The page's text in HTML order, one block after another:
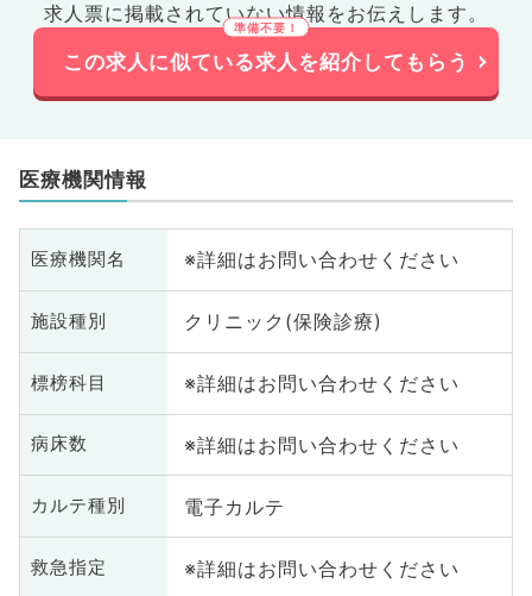
求人票に掲載されていない情報をお伝えします。
この求人に似ている求人を紹介してもらう
医療機関情報
医療機関名 ※詳細はお問い合わせください
施設種別 クリニック(保険診療)
標榜科目 ※詳細はお問い合わせください
病床数 ※詳細はお問い合わせください
カルテ種別 電子カルテ
救急指定 ※詳細はお問い合わせください